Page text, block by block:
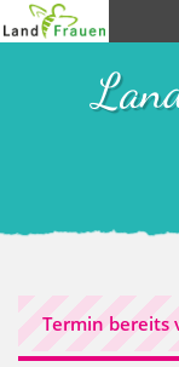
Termin bereits